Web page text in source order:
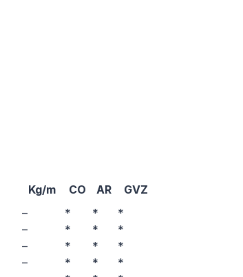
Kg/m CO AR
GVZ
– * *
*
– * *
*
– * *
*
– * *
*